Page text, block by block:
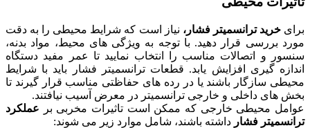
برایخرید ترانسمیتر فشار، نیاز است که شرایط محیطی را به دقت
مورد بررسی قرار دهید. با توجه به ویژگی های محیط، مواد بدنه،
سنسور و اتصالات مناسب را انتخاب نمایید تا عمر مفید دستگاه
اندازه گیری افزایش یابد. قطعات ترانسمیتر فشار باید با شرایط
محیطی سازگار باشند یا در رده های حفاظتی مناسب قرار گیرند تا
بخش های داخلی و خارجی ترانسمیتر در معرض آسیب نیافتند.
عوامل محیطی خارجی که ممکن است تاثیرات مخربی بر عملکرد
ترانسمیتر فشار داشته باشند، شامل موارد زیر می شوند: